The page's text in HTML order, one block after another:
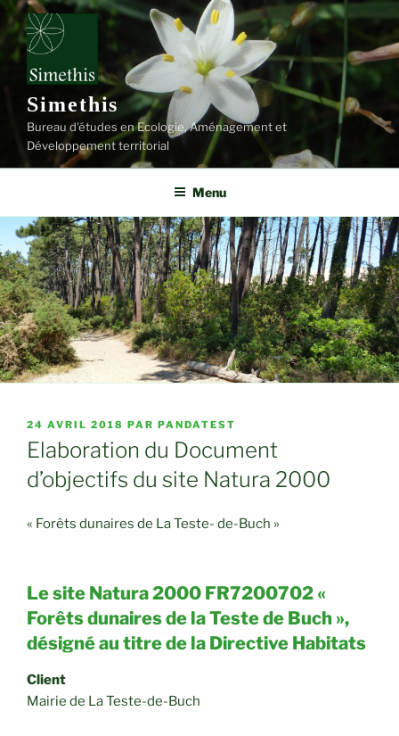
Aller
au
contenu
principal
Simethis
Bureau d'études en Ecologie, Aménagement et
Développement territorial
Menu
PUBLIÉ
LE
24 AVRIL 2018 PAR PANDATEST
Elaboration du Document
d’objectifs du site Natura 2000
« Forêts dunaires de La Teste- de-Buch »
Le site Natura 2000 FR7200702 «
Forêts dunaires de la Teste de Buch »,
désigné au titre de la Directive Habitats
Client
Mairie de La Teste-de-Buch